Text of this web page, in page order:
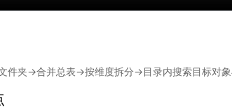
件夹→合并总表→按维度拆分→目录内搜索目标对象